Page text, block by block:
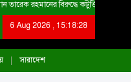
তারেক রহমানের বিরুদ্ধে কটুক্তি প্রতিবাদ
সম্প্রচার | পরীক্ষামূলক সম্প্রচার
6 Aug 2026 , 15:18:29
সারাদেশ